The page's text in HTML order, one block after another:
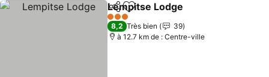
PartagerAjouter à mes favoris
Lempitse Lodge
3 Étoiles
8,2 Très bien
39
à 12.7 km de : Centre-ville